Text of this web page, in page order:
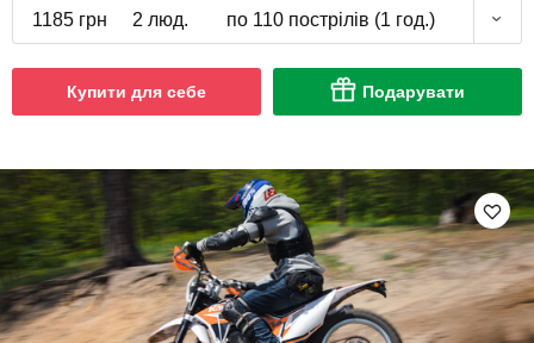
1185 грн 2 люд. по 110 пострілів (1 год.)
Купити для себе Подарувати